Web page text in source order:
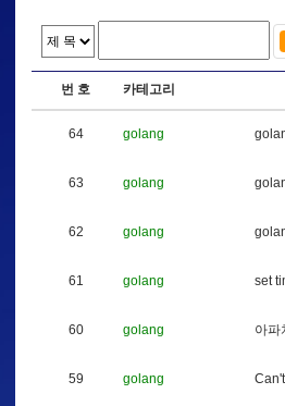
번 호 카테고리
64 golang go a
63 golang go a
62 golang go a
61 golang set ti
60 golang 아파
59 golang Can't